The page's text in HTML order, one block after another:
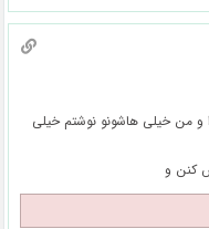
و من خیلی هاشونو نوشتم خیلی
کنن و